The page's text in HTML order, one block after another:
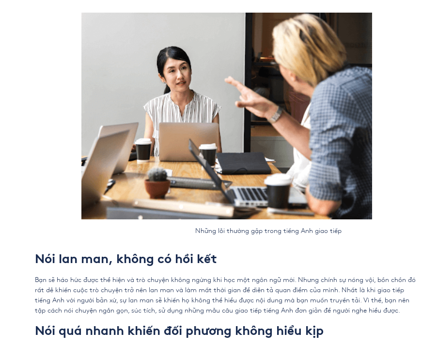
Những lỗi thường gặp trong tiếng Anh giao tiếp
Nói lan man, không có hồi kết
Bạn sẽ háo hức được thể hiện và trò chuyện không ngừng khi học một ngôn ngữ mới. Nhưng chính sự nóng vội, bồn chồn đó
rất dễ khiến cuộc trò chuyện trở nên lan man và làm mất thời gian để diễn tả quan điểm của mình. Nhất là khi giao tiếp
tiếng Anh với người bản xứ, sự lan man sẽ khiến họ không thể hiểu được nội dung mà bạn muốn truyền tải. Vì thế, bạn nên
tập cách nói chuyện ngắn gọn, súc tích, sử dụng những mẫu câu giao tiếp tiếng Anh đơn giản để người nghe hiểu được.
Nói quá nhanh khiến đối phương không hiểu kịp